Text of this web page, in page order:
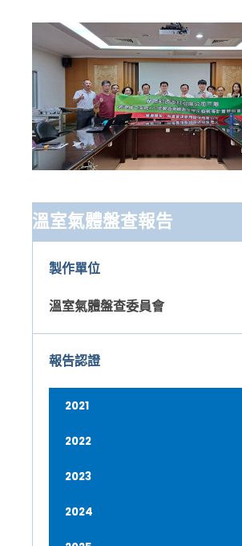
溫室氣體盤查報告
製作單位
溫室氣體盤查委員會
報告認證
2021
2022
2023
2024